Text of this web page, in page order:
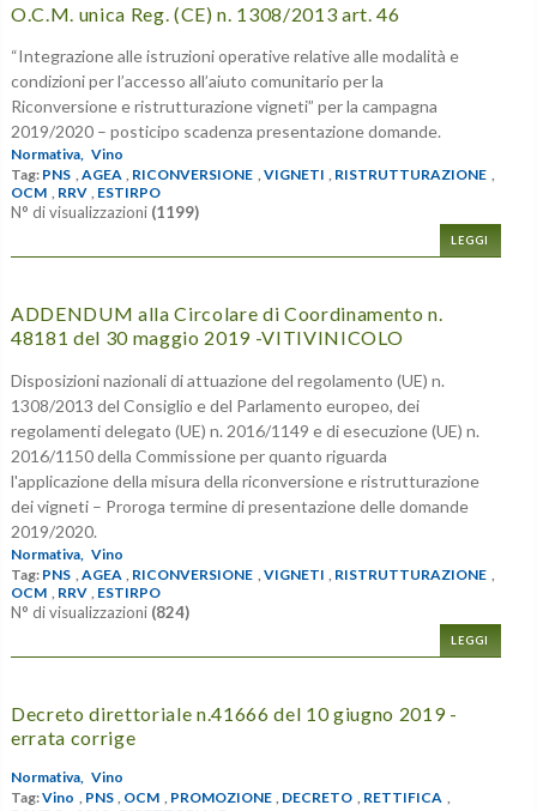
O.C.M. unica Reg. (CE) n. 1308/2013 art. 46
“Integrazione alle istruzioni operative relative alle modalità e
condizioni per l’accesso all’aiuto comunitario per la
Riconversione e ristrutturazione vigneti” per la campagna
2019/2020 – posticipo scadenza presentazione domande.
Normativa, Vino
Tag: PNS , AGEA , RICONVERSIONE , VIGNETI , RISTRUTTURAZIONE ,
OCM , RRV , ESTIRPO
N° di visualizzazioni (1199)
LEGGI
ADDENDUM alla Circolare di Coordinamento n.
48181 del 30 maggio 2019 -VITIVINICOLO
Disposizioni nazionali di attuazione del regolamento (UE) n.
1308/2013 del Consiglio e del Parlamento europeo, dei
regolamenti delegato (UE) n. 2016/1149 e di esecuzione (UE) n.
2016/1150 della Commissione per quanto riguarda
l'applicazione della misura della riconversione e ristrutturazione
dei vigneti – Proroga termine di presentazione delle domande
2019/2020.
Normativa, Vino
Tag: PNS AGEA RICONVERSIONE VIGNETI RISTRUTTURAZIONE
OCM
RRV ESTIRPO
N° di visualizzazioni (824)
LEGGI
Decreto direttoriale n.41666 del 10 giugno 2019 -
errata corrige
Normativa, Vino
Tag:Vino PNS OCM PROMOZIONE DECRETO RETTIFICA